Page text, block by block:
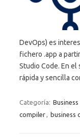
DevOps) es
fichero .app a
Studio Code. En el
rápida y sencilla
Categoría:
compiler, business